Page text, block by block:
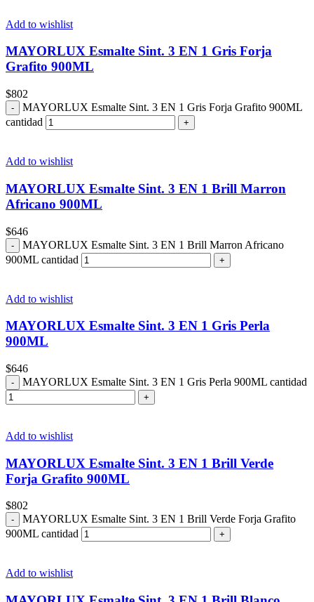
Add to wishlist
MAYORLUX Esmalte Sint. 3 EN 1 Gris Forja
Grafito 900ML
$802
MAYORLUX Esmalte Sint. 3 EN 1 Gris Forja Grafito 900ML
cantidad
Add to wishlist
MAYORLUX Esmalte Sint. 3 EN 1 Brill Marron
Africano 900ML
$646
MAYORLUX Esmalte Sint. 3 EN 1 Brill Marron Africano
900ML cantidad
Add to wishlist
MAYORLUX Esmalte Sint. 3 EN 1 Gris Perla
900ML
$646
MAYORLUX Esmalte Sint. 3 EN 1 Gris Perla 900ML cantidad
Add to wishlist
MAYORLUX Esmalte Sint. 3 EN 1 Brill Verde
Forja Grafito 900ML
$802
MAYORLUX Esmalte Sint. 3 EN 1 Brill Verde Forja Grafito
900ML cantidad
Add to wishlist